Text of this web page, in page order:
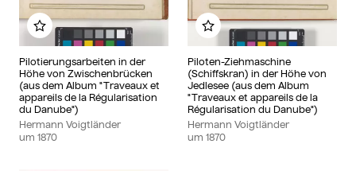
Pilotierungsarbeiten in der
Höhe von Zwischenbrücken
(aus dem Album "Traveaux et
appareils de la Régularisation
du Danube")
Hermann Voigtländer
um 1870
Zu meinem Album hinzufügen
Piloten-Ziehmaschine
(Schiffskran) in der Höhe von
Jedlesee (aus dem Album
"Traveaux et appareils de la
Régularisation du Danube")
Hermann Voigtländer
um 1870
Zu meinem Album